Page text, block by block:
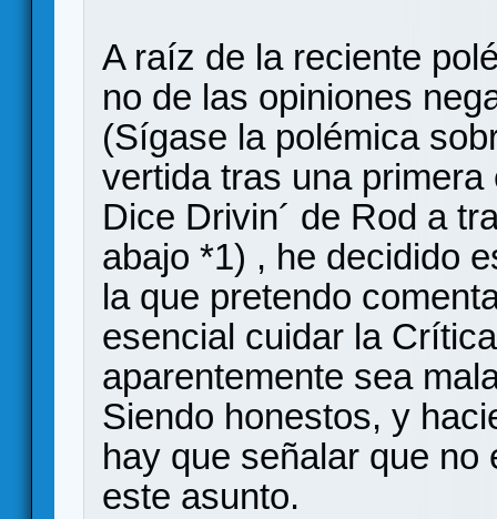
A raíz de la reciente
no de las opiniones
(Sígase la polémica
vertida tras una
Dice Drivin´ de Rod a
abajo *1) , he decidido
la que pretendo
esencial cuidar la
aparentemente sea
Siendo honestos, y
hay que señalar que
este asunto.